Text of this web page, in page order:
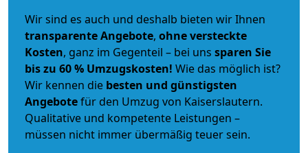
Wir sind es auch und deshalb bieten wir Ihnen
transparente Angebote, ohne versteckte
Kosten, ganz im Gegenteil – bei uns sparen Sie
bis zu 60 % Umzugskosten! Wie das möglich ist?
Wir kennen die besten und günstigsten
Angebotefür den Umzug von Kaiserslautern.
Qualitative und kompetente Leistungen –
müssen nicht immer übermäßig teuer sein.